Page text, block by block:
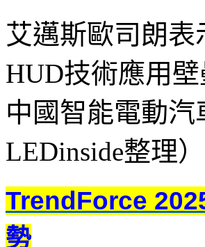
艾邁斯歐司朗
HUD技術應用
中國智能電動
LEDinside整理）
TrendForce
勢